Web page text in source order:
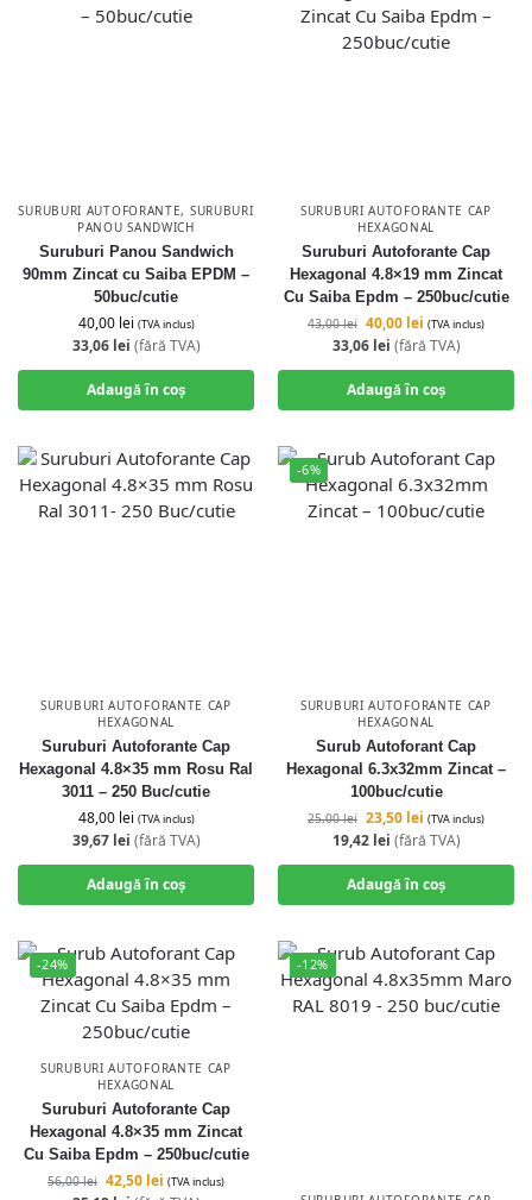
SURUBURI AUTOFORANTE, SURUBURI
PANOU SANDWICH
Suruburi Panou Sandwich
90mm Zincat cu Saiba EPDM –
50buc/cutie
40,00 lei (TVA inclus)
33,06 lei (fără TVA)
Adaugă în coș
SURUBURI AUTOFORANTE CAP
HEXAGONAL
Suruburi Autoforante Cap
Hexagonal 4.8×19 mm Zincat
Cu Saiba Epdm – 250buc/cutie
43,00lei 40,00 lei (TVA inclus)
33,06 lei (fără TVA)
Adaugă în coș
SURUBURI AUTOFORANTE CAP
HEXAGONAL
Suruburi Autoforante Cap
Hexagonal 4.8×35 mm Rosu Ral
3011 – 250 Buc/cutie
48,00 lei (TVA inclus)
39,67 lei (fără TVA)
Adaugă în coș
-6%
SURUBURI AUTOFORANTE CAP
HEXAGONAL
Surub Autoforant Cap
Hexagonal 6.3x32mm Zincat –
100buc/cutie
25,00lei 23,50 lei (TVA inclus)
19,42 lei (fără TVA)
Adaugă în coș
-24%
SURUBURI AUTOFORANTE CAP
HEXAGONAL
Suruburi Autoforante Cap
Hexagonal 4.8×35 mm Zincat
Cu Saiba Epdm – 250buc/cutie
56,00lei 42,50 lei (TVA inclus)
-12%